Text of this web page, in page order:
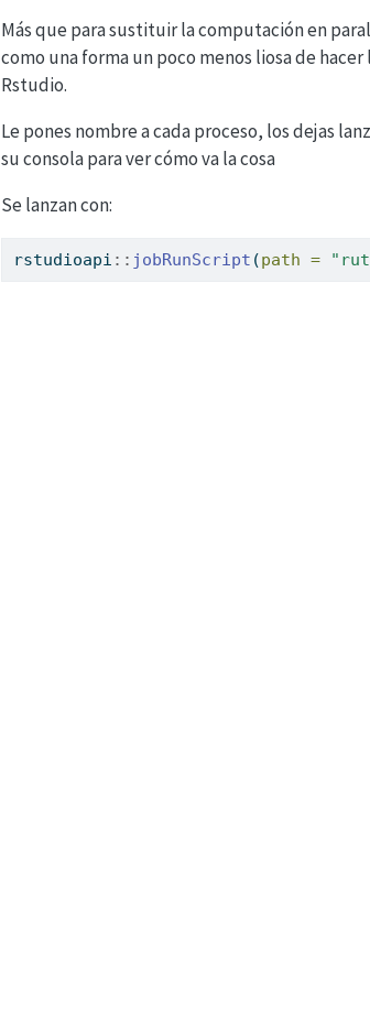
Más que para sustituir la computación en
como una forma un poco menos liosa de
Rstudio.
Le pones nombre a cada proceso, los dejas
su consola para ver cómo va la cosa
Se lanzan con:
rstudioapi :: jobRunScript (path =